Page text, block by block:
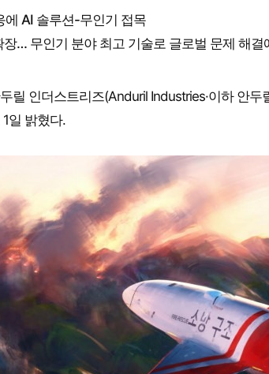
에 AI 솔루션-무인기 접목
… 무인기 분야 최고 기술로 글로벌 문제 해결
릴 인더스트리즈(Anduril Industries·이하 안
일 밝혔다.